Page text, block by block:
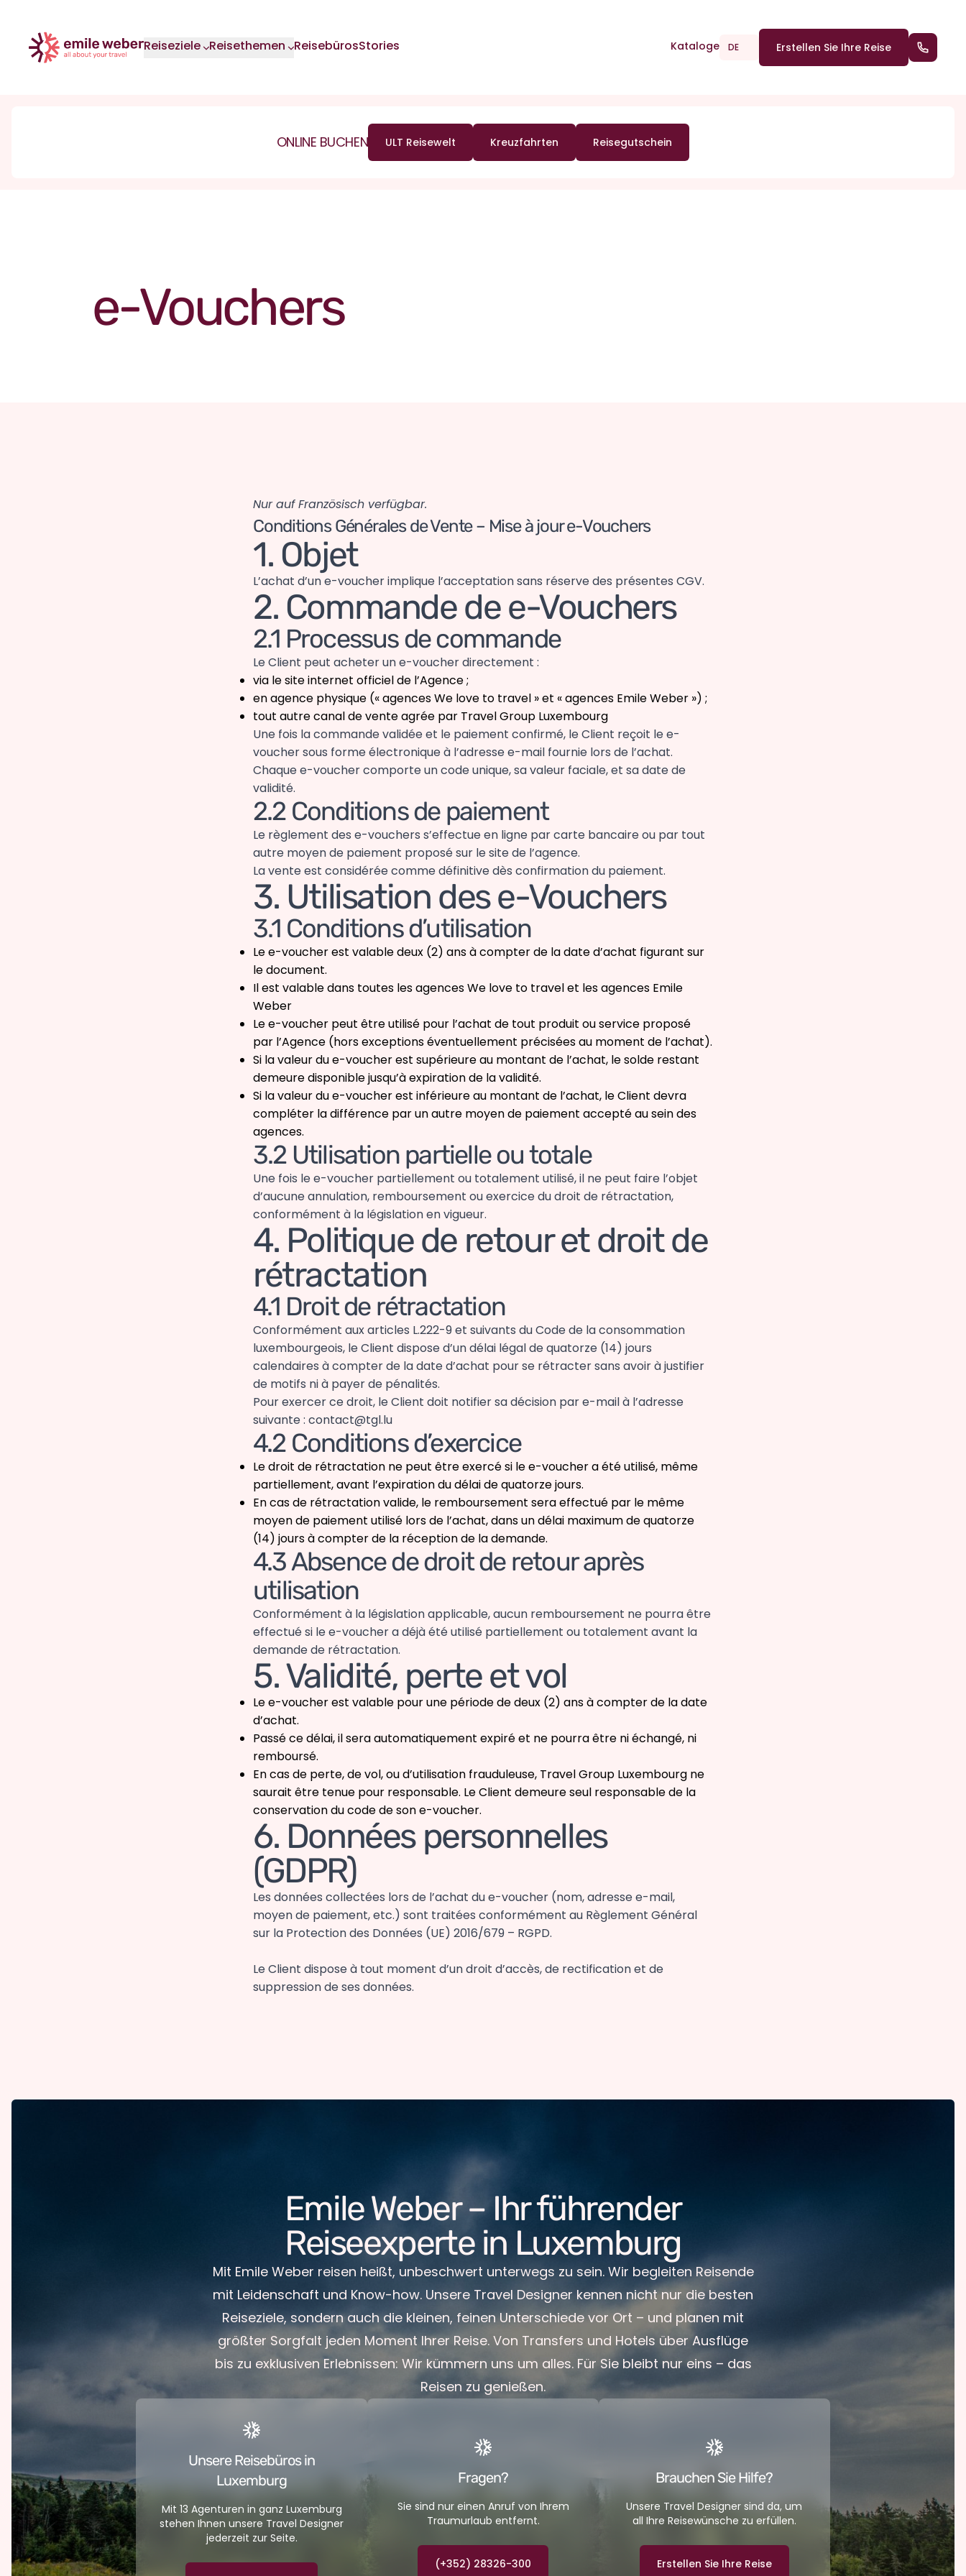
Reiseziele Reisethemen ReisebürosStories Kataloge Erstellen Sie Ihre Reise
DE (+352)
ONLINE BUCHEN ULT Reisewelt Kreuzfahrten Reisegutschein
e-Vouchers
Nur auf Französisch verfügbar.
Conditions Générales de Vente – Mise à jour e-Vouchers
1. Objet
L’achat d’un e-voucher implique l’acceptation sans réserve des présentes CGV.
2. Commande de e-Vouchers
2.1 Processus de commande
Le Client peut acheter un e-voucher directement :
via le site internet officiel de l’Agence ;
en agence physique (« agences We love to travel » et « agences Emile Weber ») ;
tout autre canal de vente agrée par Travel Group Luxembourg
Une fois la commande validée et le paiement confirmé, le Client reçoit le e-
voucher sous forme électronique à l’adresse e-mail fournie lors de l’achat.
Chaque e-voucher comporte un code unique, sa valeur faciale, et sa date de
validité.
2.2 Conditions de paiement
Le règlement des e-vouchers s’effectue en ligne par carte bancaire ou par tout
autre moyen de paiement proposé sur le site de l’agence.
La vente est considérée comme définitive dès confirmation du paiement.
3. Utilisation des e-Vouchers
3.1 Conditions d’utilisation
Le e-voucher est valable deux (2) ans à compter de la date d’achat figurant sur
le document.
Il est valable dans toutes les agences We love to travel et les agences Emile
Weber
Le e-voucher peut être utilisé pour l’achat de tout produit ou service proposé
par l’Agence (hors exceptions éventuellement précisées au moment de l’achat).
Si la valeur du e-voucher est supérieure au montant de l’achat, le solde restant
demeure disponible jusqu’à expiration de la validité.
Si la valeur du e-voucher est inférieure au montant de l’achat, le Client devra
compléter la différence par un autre moyen de paiement accepté au sein des
agences.
3.2 Utilisation partielle ou totale
Une fois le e-voucher partiellement ou totalement utilisé, il ne peut faire l’objet
d’aucune annulation, remboursement ou exercice du droit de rétractation,
conformément à la législation en vigueur.
4. Politique de retour et droit de
rétractation
4.1 Droit de rétractation
Conformément aux articles L.222-9 et suivants du Code de la consommation
luxembourgeois, le Client dispose d’un délai légal de quatorze (14) jours
calendaires à compter de la date d’achat pour se rétracter sans avoir à justifier
de motifs ni à payer de pénalités.
Pour exercer ce droit, le Client doit notifier sa décision par e-mail à l’adresse
suivante : contact@tgl.lu
4.2 Conditions d’exercice
Le droit de rétractation ne peut être exercé si le e-voucher a été utilisé, même
partiellement, avant l’expiration du délai de quatorze jours.
En cas de rétractation valide, le remboursement sera effectué par le même
moyen de paiement utilisé lors de l’achat, dans un délai maximum de quatorze
(14) jours à compter de la réception de la demande.
4.3 Absence de droit de retour après
utilisation
Conformément à la législation applicable, aucun remboursement ne pourra être
effectué si le e-voucher a déjà été utilisé partiellement ou totalement avant la
demande de rétractation.
5. Validité, perte et vol
Le e-voucher est valable pour une période de deux (2) ans à compter de la date
d’achat.
Passé ce délai, il sera automatiquement expiré et ne pourra être ni échangé, ni
remboursé.
En cas de perte, de vol, ou d’utilisation frauduleuse, Travel Group Luxembourg ne
saurait être tenue pour responsable. Le Client demeure seul responsable de la
conservation du code de son e-voucher.
6. Données personnelles
(GDPR)
Les données collectées lors de l’achat du e-voucher (nom, adresse e-mail,
moyen de paiement, etc.) sont traitées conformément au Règlement Général
sur la Protection des Données (UE) 2016/679 – RGPD.
Le Client dispose à tout moment d’un droit d’accès, de rectification et de
suppression de ses données.
Emile Weber – Ihr führender
Reiseexperte in Luxemburg
Mit Emile Weber reisen heißt, unbeschwert unterwegs zu sein. Wir begleiten Reisende
mit Leidenschaft und Know-how. Unsere Travel Designer kennen nicht nur die besten
Reiseziele, sondern auch die kleinen, feinen Unterschiede vor Ort – und planen mit
größter Sorgfalt jeden Moment Ihrer Reise. Von Transfers und Hotels über Ausflüge
bis zu exklusiven Erlebnissen: Wir kümmern uns um alles. Für Sie bleibt nur eins – das
Reisen zu genießen.
Unsere Reisebüros in
Luxemburg
Mit 13 Agenturen in ganz Luxemburg
stehen Ihnen unsere Travel Designer
jederzeit zur Seite.
Fragen?
Sie sind nur einen Anruf von Ihrem
Traumurlaub entfernt.
(+352) 28326-300
Brauchen Sie Hilfe?
Unsere Travel Designer sind da, um
all Ihre Reisewünsche zu erfüllen.
Erstellen Sie Ihre Reise